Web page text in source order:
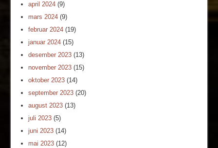
april 2024 (9)
mars 2024 (9)
februar 2024 (19)
januar 2024 (15)
desember 2023 (13)
november 2023 (15)
oktober 2023 (14)
september 2023 (20)
august 2023 (13)
juli 2023 (5)
juni 2023 (14)
mai 2023 (12)